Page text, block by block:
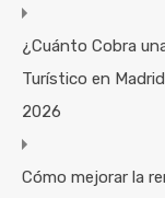
¿Cuánto Cobra
Turístico en
2026
Cómo mejorar la